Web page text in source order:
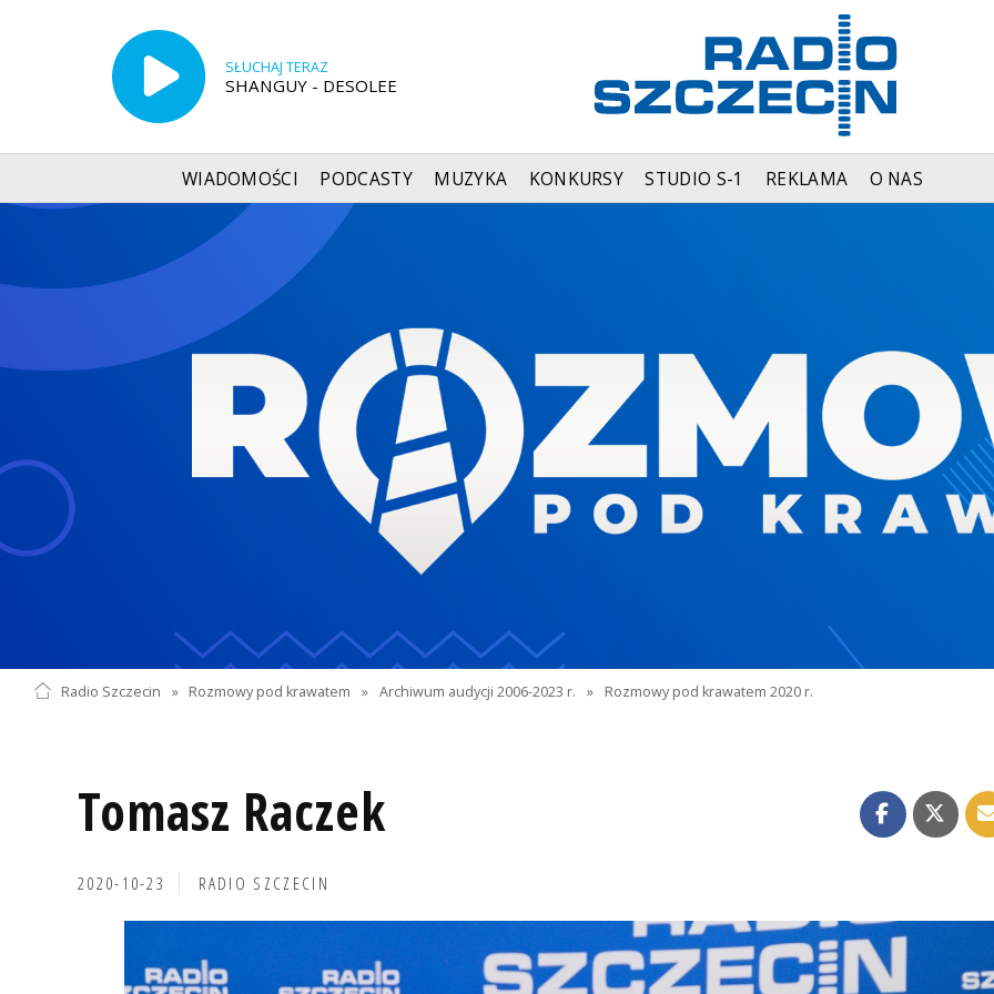
SŁUCHAJ TERAZ
SHANGUY - DESOLEE
WIADOMOŚCI PODCASTY MUZYKA KONKURSY STUDIO S-1 REKLAMA O NAS
Radio Szczecin » Rozmowy pod krawatem » Archiwum audycji 2006-2023 r. » Rozmowy pod krawatem 2020 r.
Tomasz Raczek
2020-10-23 RADIO SZCZECIN